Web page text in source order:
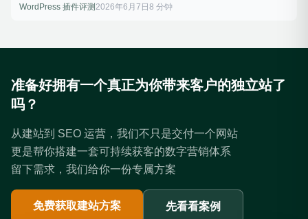
WordPress 插件评测2026年6月7日 8 分钟
准备好拥有一个真正为你带来客户的独立站了
吗？
从建站到 SEO 运营，我们不只是交付一个网站
更是帮你搭建一套可持续获客的数字营销体系
留下需求，我们给你一份专属方案
免费获取建站方案 先看看案例